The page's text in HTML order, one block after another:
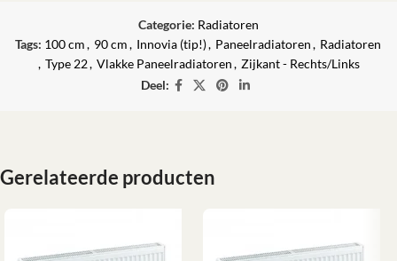
Categorie: Radiatoren
Tags: 100 cm , 90 cm , Innovia (tip!), Paneelradiatoren , Radiatoren
, Type 22, Vlakke Paneelradiatoren , Zijkant - Rechts/Links
Deel:
Gerelateerde producten